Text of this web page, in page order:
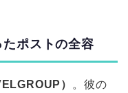
ポストの全容
）
。彼の